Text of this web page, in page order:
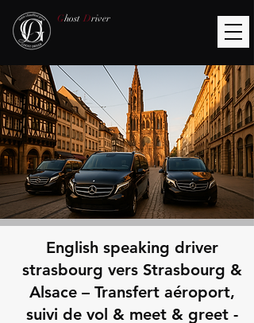
Ghost Driver
English speaking driver
strasbourg vers Strasbourg &
Alsace – Transfert aéroport,
suivi de vol & meet & greet -